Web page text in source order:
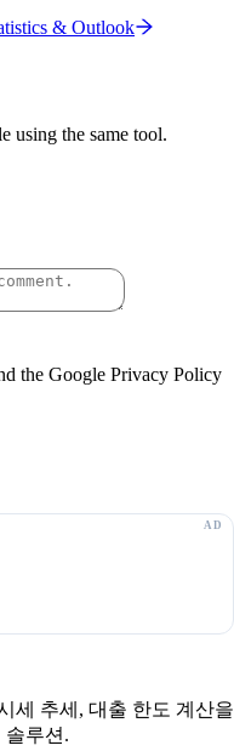
& Outlook
using the same tool.
the Google Privacy Policy
세 추세, 대출 한도 계산을
솔루션.